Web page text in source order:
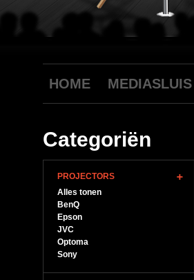
HOME MEDIASLUIS
Categoriën
PROJECTORS
Alles tonen
BenQ
Epson
JVC
Optoma
Sony